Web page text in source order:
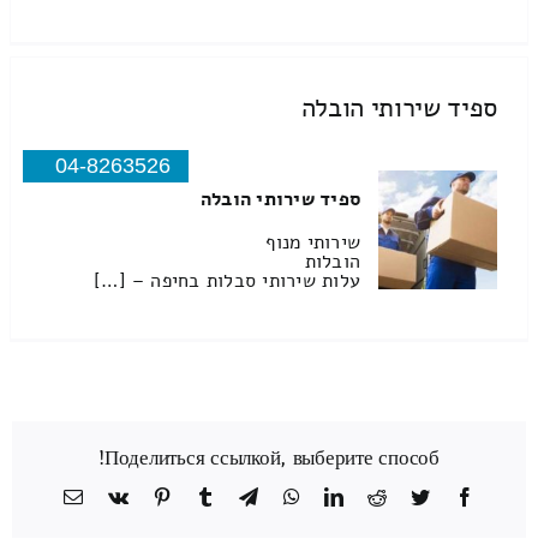
ספיד שירותי הובלה
04-8263526
ספיד שירותי הובלה
שירותי מנוף
הובלות
עלות שירותי סבלות בחיפה – […]
Поделиться ссылкой, выберите способ!
Facebook
Twitter
Reddit
LinkedIn
WhatsApp
Telegram
Tumblr
Pinterest
Vk
כתובת